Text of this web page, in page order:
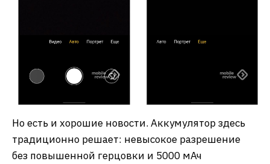
Но есть и хорошие новости. Аккумулятор здесь
традиционно решает: невысокое разрешение
без повышенной герцовки и 5000 мАч